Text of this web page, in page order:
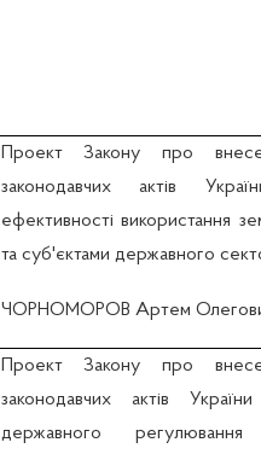
Проект Закону про
законодавчих актів
ефективності використання
та суб'єктами державного
ЧОРНОМОРОВ Артем
Проект Закону про
законодавчих актів
державного